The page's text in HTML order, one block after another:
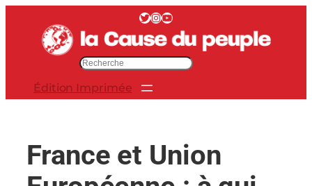
contenu
Twitter InstagramYouTube
Édition Imprimée
France et Union